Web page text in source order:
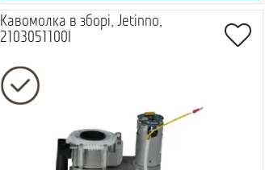
Кавомолка в зборі, Jetinno,
2103051100I